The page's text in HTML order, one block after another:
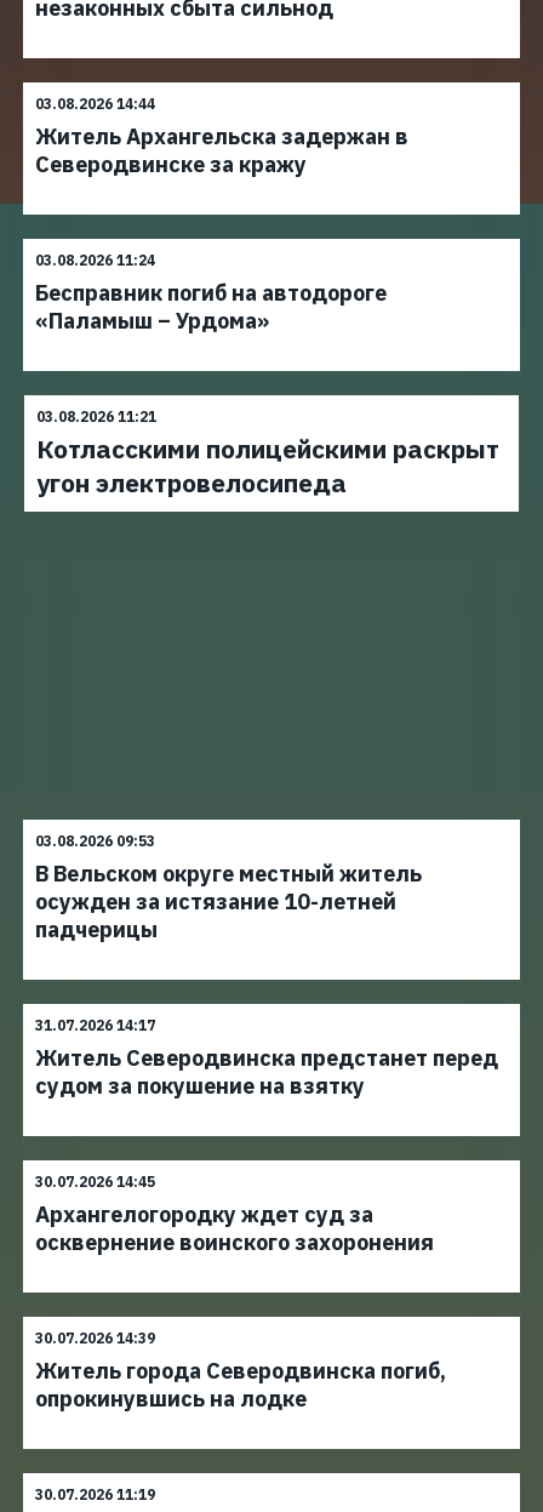
незаконных сбыта сильнод
03.08.2026 14:44
Житель Архангельска задержан в
Северодвинске за кражу
03.08.2026 11:24
Бесправник погиб на автодороге
«Паламыш – Урдома»
03.08.2026 11:21
Котласскими полицейскими раскрыт
угон электровелосипеда
03.08.2026 09:53
В Вельском округе местный житель
осужден за истязание 10-летней
падчерицы
31.07.2026 14:17
Житель Северодвинска предстанет перед
судом за покушение на взятку
30.07.2026 14:45
Архангелогородку ждет суд за
осквернение воинского захоронения
30.07.2026 14:39
Житель города Северодвинска погиб,
опрокинувшись на лодке
30.07.2026 11:19